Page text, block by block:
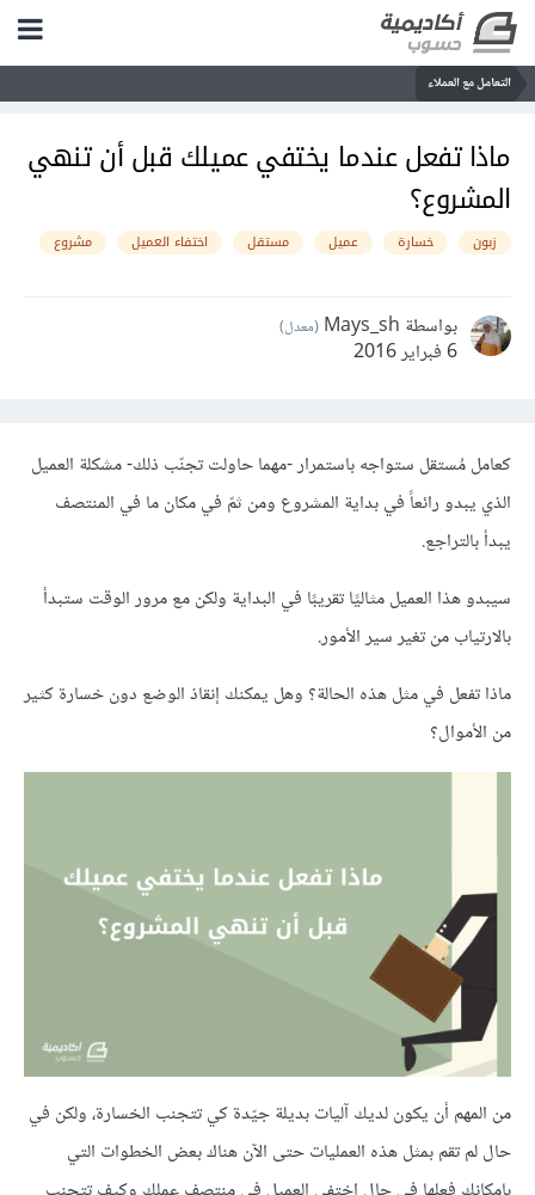
التعامل مع العملاء
ماذا تفعل عندما يختفي عميلك قبل أن تنهي
المشروع؟
زبون خسارة عميل مستقل اختفاء العميل مشروع
بواسطة Mays_sh (معدل)
6 فبراير 2016
كعامل مُستقل ستواجه باستمرار -مهما حاولت تجنّب ذلك- مشكلة العميل
الذي يبدو رائعاً في بداية المشروع ومن ثمّ في مكان ما في المنتصف
يبدأ بالتراجع.
سيبدو هذا العميل مثاليًا تقريبًا في البداية ولكن مع مرور الوقت ستبدأ
بالارتياب من تغير سير الأمور.
ماذا تفعل في مثل هذه الحالة؟ وهل يمكنك إنقاذ الوضع دون خسارة كثير
من الأموال؟
من المهم أن يكون لديك آليات بديلة جيّدة كي تتجنب الخسارة، ولكن في
حال لم تقم بمثل هذه العمليات حتى الآن هناك بعض الخطوات التي